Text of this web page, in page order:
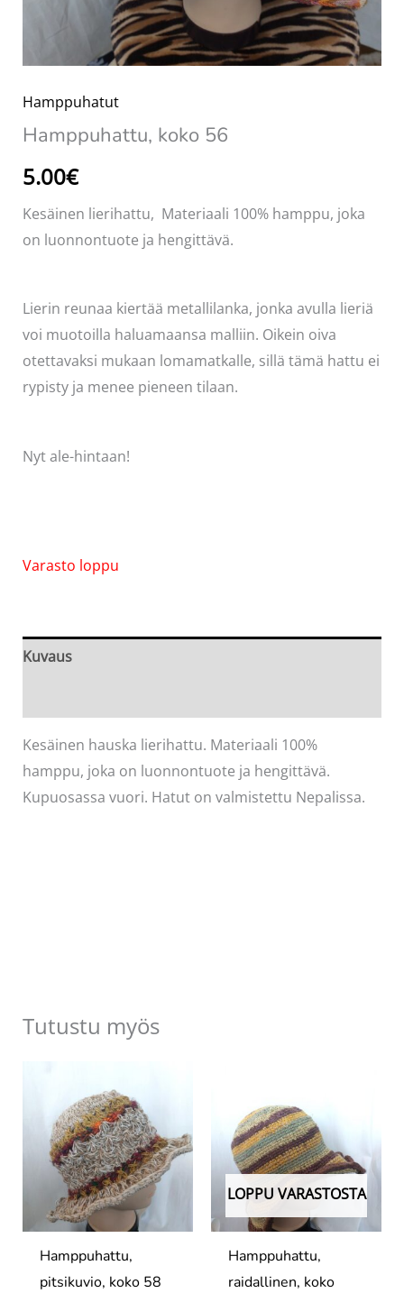
Hamppuhatut
Hamppuhattu, koko 56
5.00€
Kesäinen lierihattu, Materiaali 100% hamppu, joka
on luonnontuote ja hengittävä.
Lierin reunaa kiertää metallilanka, jonka avulla lieriä
voi muotoilla haluamaansa malliin. Oikein oiva
otettavaksi mukaan lomamatkalle, sillä tämä hattu ei
rypisty ja menee pieneen tilaan.
Nyt ale-hintaan!
Varasto loppu
Kuvaus
Kesäinen hauska lierihattu. Materiaali 100%
hamppu, joka on luonnontuote ja hengittävä.
Kupuosassa vuori. Hatut on valmistettu Nepalissa.
Tutustu myös
Hamppuhattu,
pitsikuvio, koko 58
LOPPU VARASTOSTA
Hamppuhattu,
raidallinen, koko